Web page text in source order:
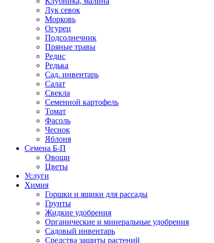
Лук севок
Морковь
Огурец
Подсолнечник
Пряные травы
Редис
Редька
Сад. инвентарь
Салат
Свекла
Семенной картофель
Томат
Фасоль
Чеснок
Яблоня
Семена Б-П
Овощи
Цветы
Услуги
Химия
Горшки и ящики для рассады
Грунты
Жидкие удобрения
Органические и минеральные удобрения
Садовый инвентарь
Средства защиты растений